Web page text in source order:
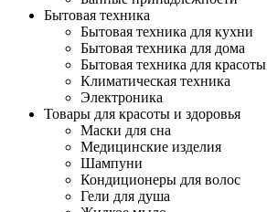
Бытовая техника
Бытовая техника для кухни
Бытовая техника для дома
Бытовая техника для красоты
Климатическая техника
Электроника
Товары для красоты и здоровья
Маски для сна
Медицинские изделия
Шампуни
Кондиционеры для волос
Гели для душа